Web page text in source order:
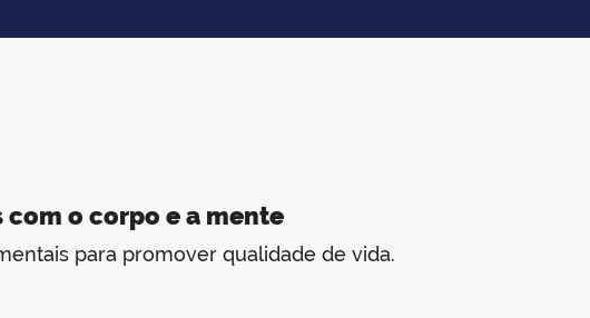
o corpo e a mente
para promover qualidade de vida.